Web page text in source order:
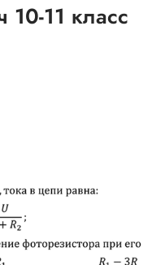
11 класс